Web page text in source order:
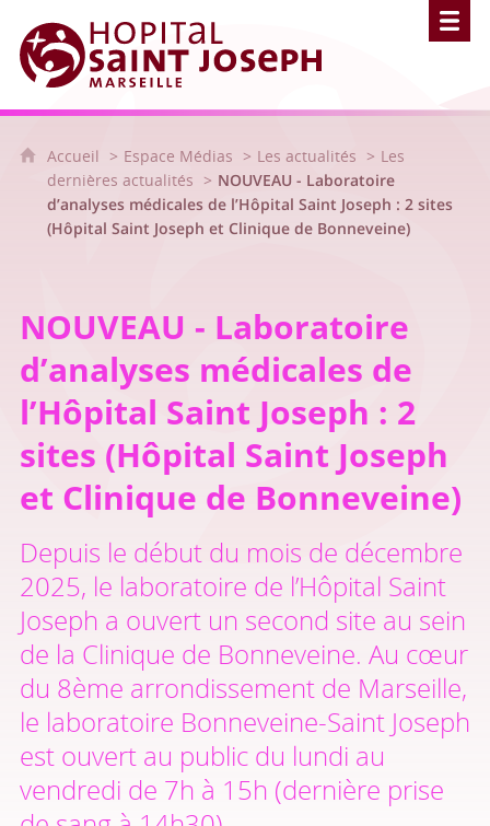
Hôpital Saint Joseph - Marseille
Accueil Espace Médias Les actualités
Les
dernières actualités
NOUVEAU - Laboratoire
d’analyses médicales de l’Hôpital Saint Joseph : 2 sites
(Hôpital Saint Joseph et Clinique de Bonneveine)
NOUVEAU - Laboratoire
d’analyses médicales de
l’Hôpital Saint Joseph : 2
sites (Hôpital Saint Joseph
et Clinique de Bonneveine)
Depuis le début du mois de décembre
2025, le laboratoire de l’Hôpital Saint
Joseph a ouvert un second site au sein
de la Clinique de Bonneveine. Au cœur
du 8ème arrondissement de Marseille,
le laboratoire Bonneveine-Saint Joseph
est ouvert au public du lundi au
vendredi de 7h à 15h (dernière prise